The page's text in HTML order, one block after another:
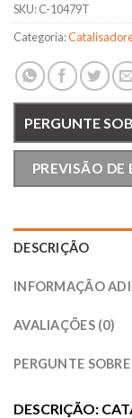
SKU:C-10479T
Categoria:
PERGUNTE
PREVISÃO DE
DESCRIÇÃO
INFORMAÇÃO
AVALIAÇÕES (0)
PERGUNTE
DESCRIÇÃO: